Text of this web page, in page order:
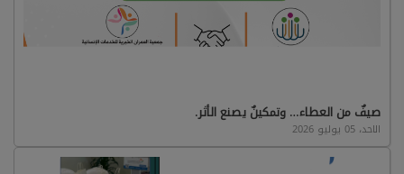
صيفٌ من العطاء… وتمكينٌ يصنع الأثر.
الاحد، 05 يوليو 2026